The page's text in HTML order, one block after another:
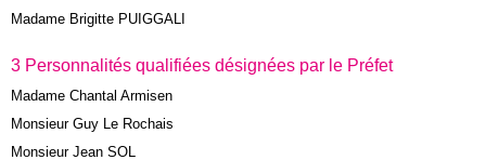
Madame Brigitte PUIGGALI
3 Personnalités qualifiées désignées par le Préfet
Madame Chantal Armisen
Monsieur Guy Le Rochais
Monsieur Jean SOL